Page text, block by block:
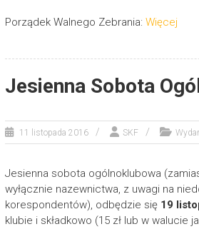
Porządek Walnego Zebrania: Więcej
Jesienna Sobota
11 listopada 2016 SKF
Jesienna sobota ogólnoklubowa
wyłącznie nazewnictwa, z uwagi na
korespondentów), odbędzie się 19
klubie i składkowo (15 zł lub w walucie